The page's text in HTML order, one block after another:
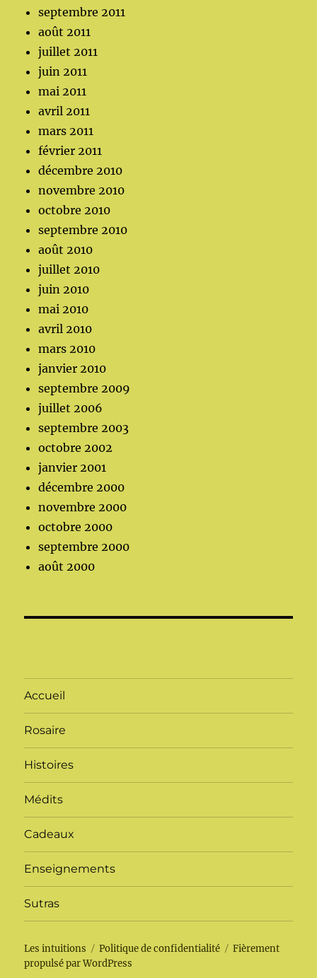
septembre 2011
août 2011
juillet 2011
juin 2011
mai 2011
avril 2011
mars 2011
février 2011
décembre 2010
novembre 2010
octobre 2010
septembre 2010
août 2010
juillet 2010
juin 2010
mai 2010
avril 2010
mars 2010
janvier 2010
septembre 2009
juillet 2006
septembre 2003
octobre 2002
janvier 2001
décembre 2000
novembre 2000
octobre 2000
septembre 2000
août 2000
Accueil
Rosaire
Histoires
Médits
Cadeaux
Enseignements
Sutras
Les intuitions Politique de confidentialité
Fièrement
propulsé par WordPress